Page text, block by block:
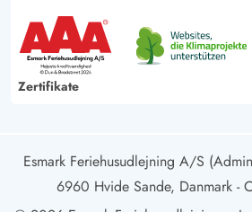
Zertifikate
Esmark Feriehusudlejning A/S
6960 Hvide Sande, Danmark -